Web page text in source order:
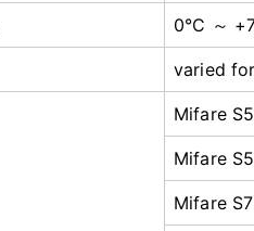
0°C ～
varied
Mifare
Mifare
Mifare